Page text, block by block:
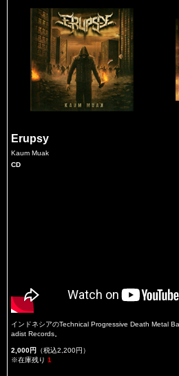
Erupsy
Kaum Muak
CD
インドネシアのTechnical Progressive Death Metal
adist Records。
2,000円 （税込2,200円）
※在庫残り 1